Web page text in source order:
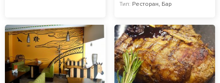
Тип: Ресторан, Бар